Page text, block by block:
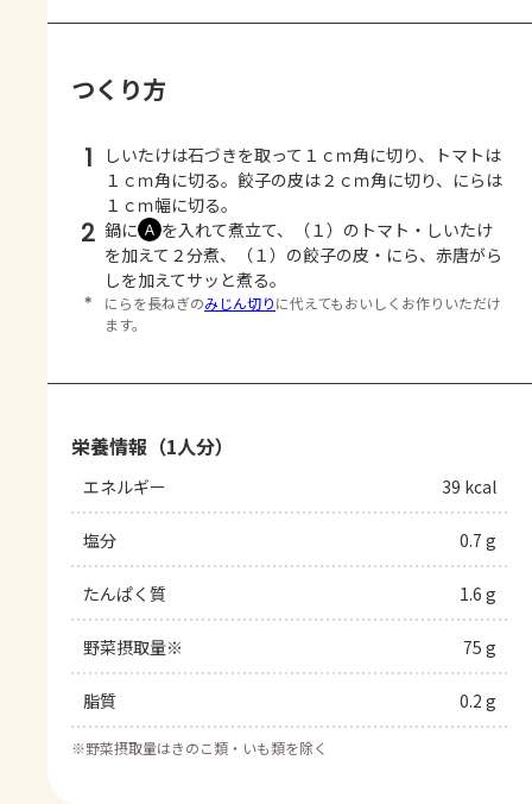
つくり方
1
しいたけは石づきを取って１ｃｍ角に切り、トマトは
１ｃｍ角に切る。餃子の皮は２ｃｍ角に切り、にらは
１ｃｍ幅に切る。
2 鍋に Ａ を入れて煮立て、（１）のトマト・しいたけ
を加えて２分煮、（１）の餃子の皮・にら、赤唐がら
しを加えてサッと煮る。
＊ にらを長ねぎのみじん切りに代えてもおいしくお作りいただけ
ます。
栄養情報（1人分）
エネルギー 39 kcal
塩分 0.7 g
たんぱく質 1.6 g
野菜摂取量※ 75 g
脂質 0.2 g
※野菜摂取量はきのこ類・いも類を除く